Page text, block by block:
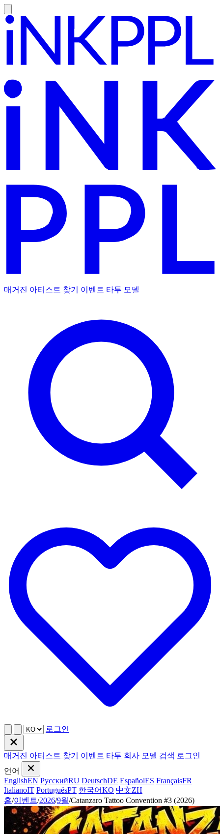
매거진 아티스트 찾기 이벤트 타투 모델
로그인
매거진 아티스트 찾기 이벤트 타투 회사 모델 검색 로그인
언어
EnglishEN РусскийRU DeutschDE EspañolES FrançaisFR
ItalianoIT PortuguêsPT 한국어KO 中文ZH
홈/이벤트/2026/9월/Catanzaro Tattoo Convention #3 (2026)